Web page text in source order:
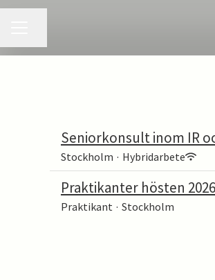
Seniorkonsult inom IR
Stockholm · Hybridarbete
Praktikanter hösten 2026
Praktikant · Stockholm